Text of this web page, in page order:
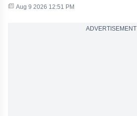
Aug 9 2026 12:51 PM
ADVERTISEMENT